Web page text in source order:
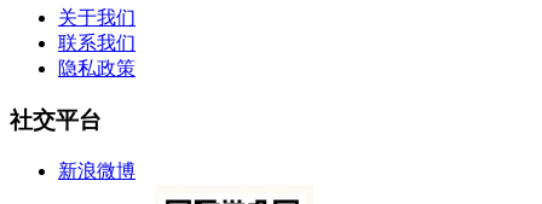
关于我们
联系我们
隐私政策
社交平台
新浪微博